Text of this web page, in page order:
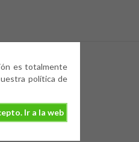
es totalmente
política de
Ir a la web